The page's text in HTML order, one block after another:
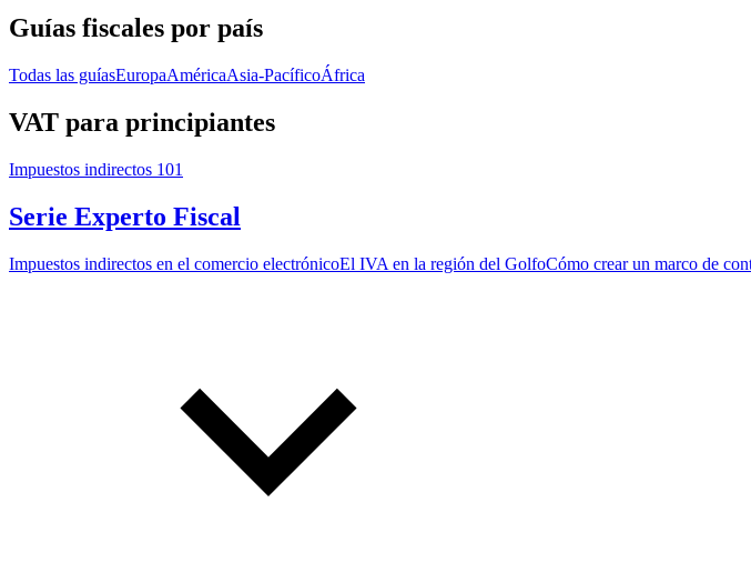
Guías fiscales por país
Todas las guíasEuropaAméricaAsia-PacíficoÁfrica
VAT para principiantes
Impuestos indirectos 101
Serie Experto Fiscal
Impuestos indirectos en el comercio electrónicoEl IVA en la región del GolfoCómo crear un marco de